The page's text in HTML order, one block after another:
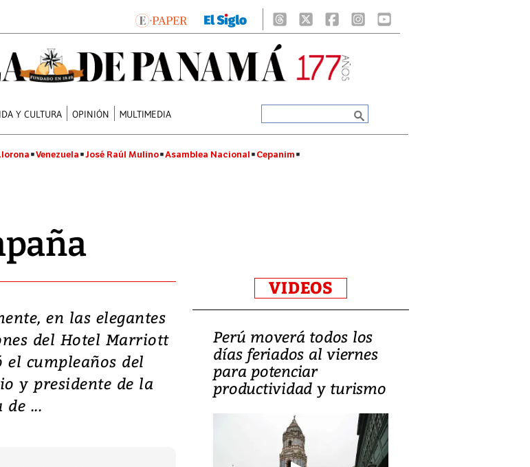
Y CULTURA OPINIÓN MULTIMEDIA
Venezuela José Raúl Mulino Asamblea Nacional Cepanim
en las elegantes
del Hotel Marriott
el cumpleaños del
y presidente de la
de ...
VIDEOS
Lula lanza su
con
de inversión
defensa, educación y
raras
Perú moverá todos los
días feriados al viernes
para potenciar
productividad y turismo